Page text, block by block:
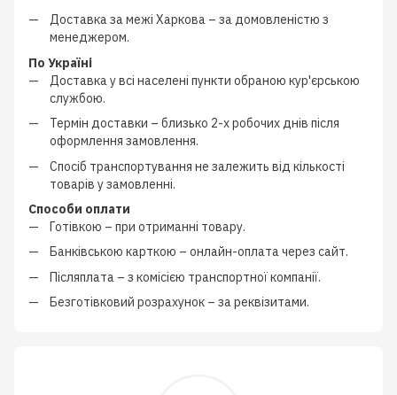
Доставка за межі Харкова – за домовленістю з
менеджером.
По Україні
Доставка у всі населені пункти обраною кур'єрською
службою.
Термін доставки – близько 2-х робочих днів після
оформлення замовлення.
Спосіб транспортування не залежить від кількості
товарів у замовленні.
Способи оплати
Готівкою – при отриманні товару.
Банківською карткою – онлайн-оплата через сайт.
Післяплата – з комісією транспортної компанії.
Безготівковий розрахунок – за реквізитами.